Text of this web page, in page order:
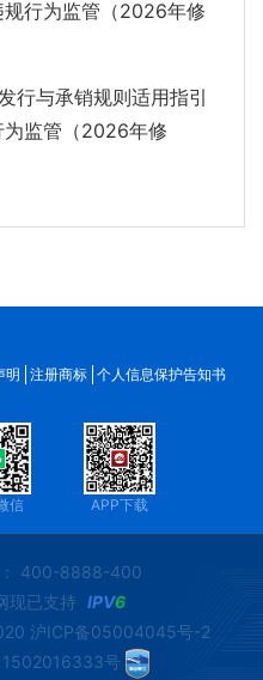
行为监管（2026年修
行与承销规则适用指引
监管（2026年修
明 注册商标 个人信息保护告知书
信 APP下载
： 400-8888-400
现已支持 IPV6
沪ICP备05004045号-2
号